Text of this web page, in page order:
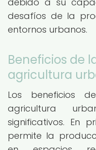
desafíos de la
entornos urbanos.
Beneficios de
agricultura
Los beneficios
agricultura
significativos. En
permite la